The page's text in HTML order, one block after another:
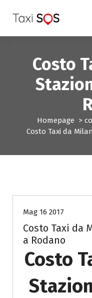
a
Costo
Homepage >
Costo Taxi da
Mag 16 2017
Costo Taxi da
a Rodano
Costo